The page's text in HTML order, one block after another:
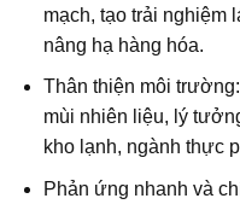
mạch, tạo trải nghiệm
nâng hạ hàng hóa.
Thân thiện môi
mùi nhiên liệu, lý
kho lạnh, ngành thực
Phản ứng nhanh và